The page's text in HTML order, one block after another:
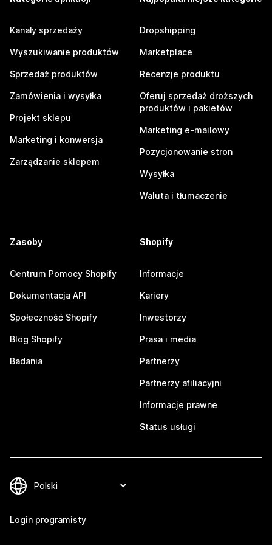
Kanały sprzedaży
Wyszukiwanie produktów
Sprzedaż produktów
Zamówienia i wysyłka
Projekt sklepu
Marketing i konwersja
Zarządzanie sklepem
Dropshipping
Marketplace
Recenzje produktu
Oferuj sprzedaż droższych
produktów i pakietów
Marketing e-mailowy
Pozycjonowanie stron
Wysyłka
Waluta i tłumaczenie
Zasoby
Centrum Pomocy Shopify
Dokumentacja API
Społeczność Shopify
Blog Shopify
Badania
Shopify
Informacje
Kariery
Inwestorzy
Prasa i media
Partnerzy
Partnerzy afiliacyjni
Informacje prawne
Status usługi
Login programisty